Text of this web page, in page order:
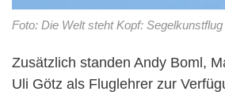
Foto: Die Welt steht Kopf: Segelkunstflug
Zusätzlich standen Andy Boml,
Uli Götz als Fluglehrer zur